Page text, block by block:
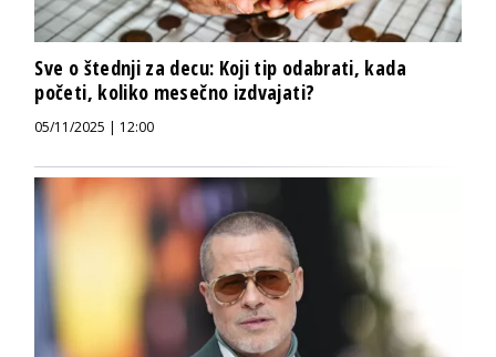
Sve o štednji za decu: Koji tip odabrati, kada
početi, koliko mesečno izdvajati?
05/11/2025 | 12:00